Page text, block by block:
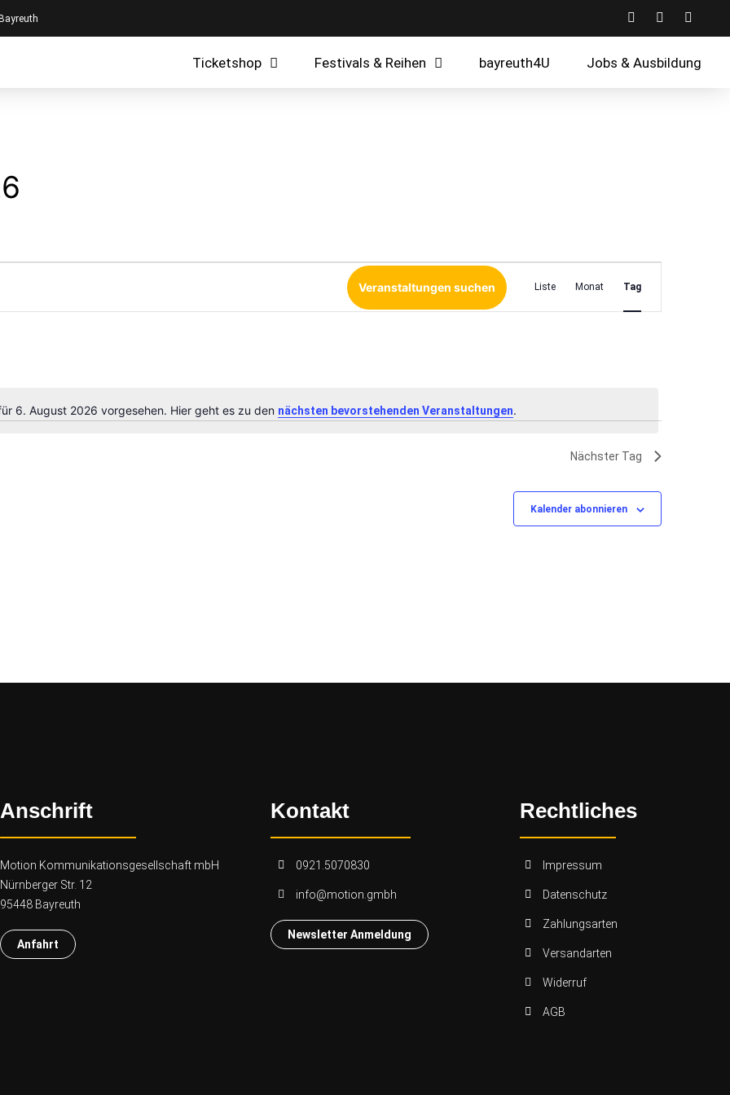
Ticketshop Festivals & Reihen bayreuth4U Jobs & Ausbildung
Hinweis
6. August 2026 vorgesehen. Hier geht es zu den nächsten bevorstehenden Veranstaltungen.
Veranstaltungen suchen Liste Monat Tag
Nächster Tag
Kalender abonnieren
Anschrift
Motion Kommunikationsgesellschaft mbH
Nürnberger Str. 12
95448 Bayreuth
Anfahrt
Kontakt
0921.5070830
info@motion.gmbh
Newsletter Anmeldung
Rechtliches
Impressum
Datenschutz
Zahlungsarten
Versandarten
Widerruf
AGB